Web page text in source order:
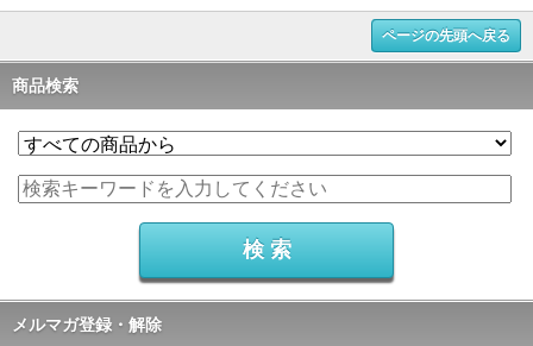
ページの先頭へ戻る
商品検索
メルマガ登録・解除